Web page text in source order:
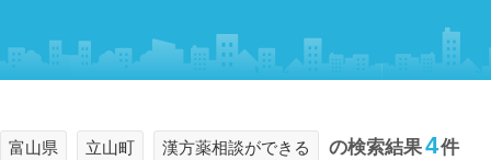
富山県 立山町 漢方薬相談ができる の検索結果4件